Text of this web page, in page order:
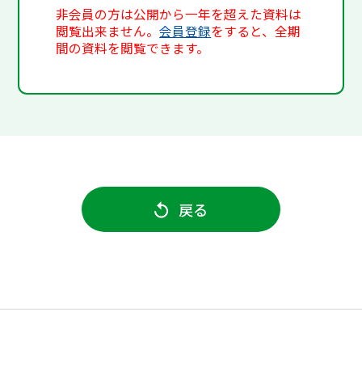
非会員の方は公開から一年を超えた資料は
閲覧出来ません。会員登録をすると、全期
間の資料を閲覧できます。
戻る